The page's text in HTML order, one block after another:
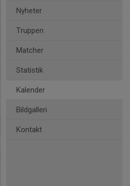
Nyheter
Truppen
Matcher
Statistik
Kalender
Bildgalleri
Kontakt